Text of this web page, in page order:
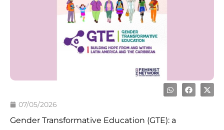
07/05/2026
Gender Transformative Education (GTE): a